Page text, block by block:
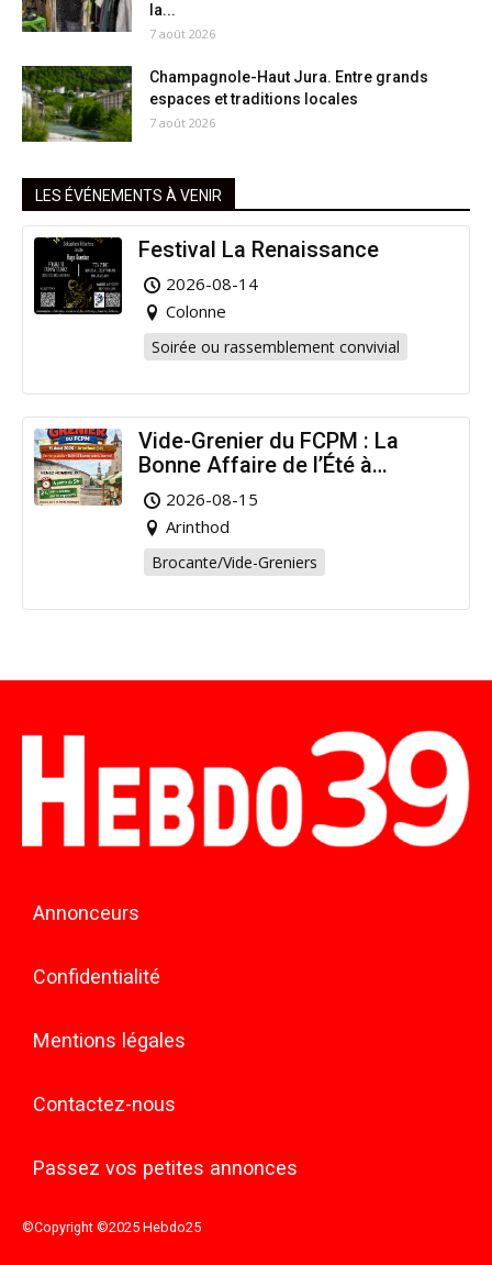
la...
7 août 2026
Champagnole-Haut Jura. Entre grands
espaces et traditions locales
7 août 2026
LES ÉVÉNEMENTS À VENIR
Festival La Renaissance
2026-08-14
Colonne
Soirée ou rassemblement convivial
Vide-Grenier du FCPM : La
Bonne Affaire de l’Été à
Arinthod !
2026-08-15
Arinthod
Brocante/Vide-Greniers